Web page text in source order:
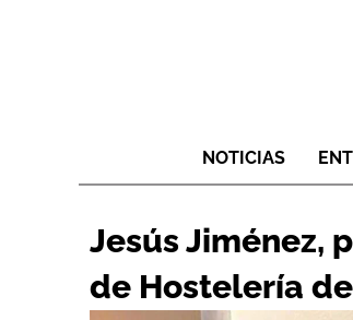
NOTICIAS
Jesús Jiménez,
de Hostelería